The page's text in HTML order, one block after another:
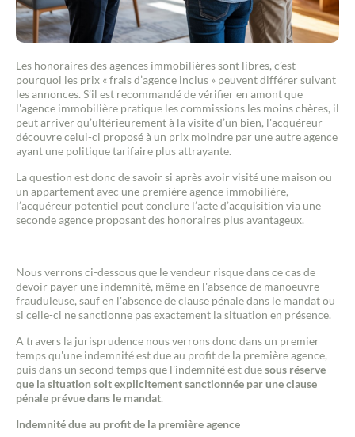
Les honoraires des agences immobilières sont libres, c’est
pourquoi les prix « frais d’agence inclus » peuvent différer suivant
les annonces. S’il est recommandé de vérifier en amont que
l'agence immobilière pratique les commissions les moins chères, il
peut arriver qu’ultérieurement à la visite d’un bien, l'acquéreur
découvre celui-ci proposé à un prix moindre par une autre agence
ayant une politique tarifaire plus attrayante.
La question est donc de savoir si après avoir visité une maison ou
un appartement avec une première agence immobilière,
l’acquéreur potentiel peut conclure l’acte d’acquisition via une
seconde agence proposant des honoraires plus avantageux.
Nous verrons ci-dessous que le vendeur risque dans ce cas de
devoir payer une indemnité, même en l'absence de manoeuvre
frauduleuse, sauf en l'absence de clause pénale dans le mandat ou
si celle-ci ne sanctionne pas exactement la situation en présence.
A travers la jurisprudence nous verrons donc dans un premier
temps qu'une indemnité est due au profit de la première agence,
puis dans un second temps que l'indemnité est duesous réserve
que la situation soit explicitement sanctionnée par une clause
pénale prévue dans le mandat.
Indemnité due au profit de la première agence